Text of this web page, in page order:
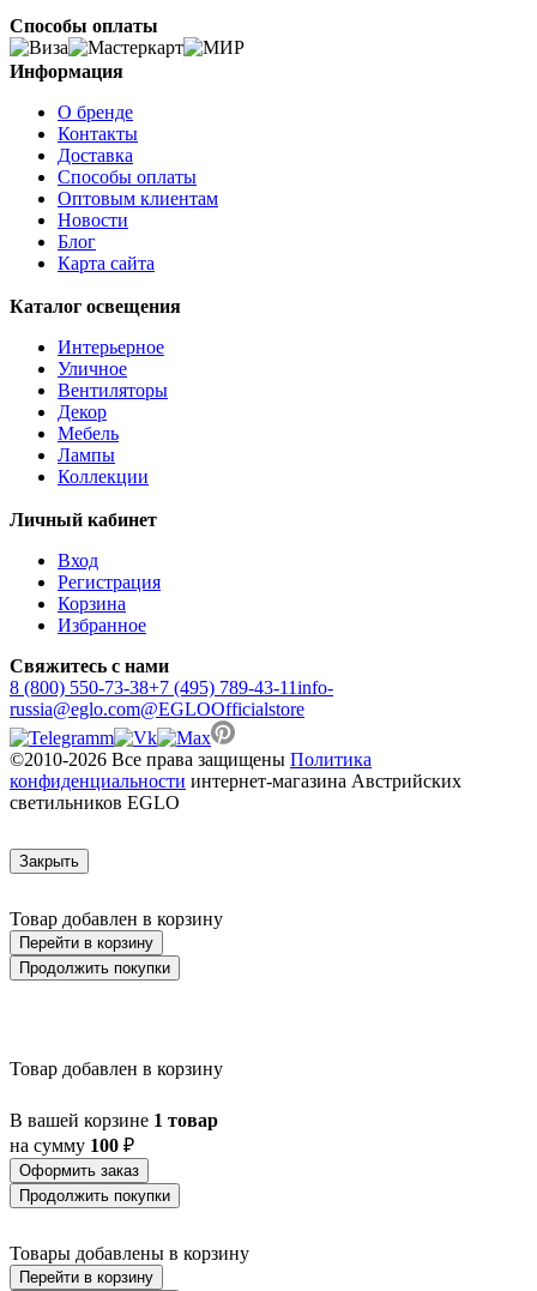
Способы оплаты
Информация
О бренде
Контакты
Доставка
Способы оплаты
Оптовым клиентам
Новости
Блог
Карта сайта
Каталог освещения
Интерьерное
Уличное
Вентиляторы
Декор
Мебель
Лампы
Коллекции
Личный кабинет
Вход
Регистрация
Корзина
Избранное
Свяжитесь с нами
8 (800) 550-73-38+7 (495) 789-43-11info-
russia@eglo.com@EGLOOfficialstore
©2010-2026 Все права защищены Политика
конфиденциальности интернет-магазина Австрийских
светильников EGLO
Закрыть
Товар добавлен в корзину
Перейти в корзину
Продолжить покупки
Товар добавлен в корзину
В вашей корзине 1 товар
на сумму 100 ₽
Оформить заказ
Продолжить покупки
Товары добавлены в корзину
Перейти в корзину